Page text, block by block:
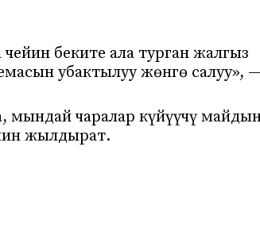
беките ала турган жалгыз
убактылуу жөнгө салуу»,
мындай чаралар күйүүчү
жылдырат.